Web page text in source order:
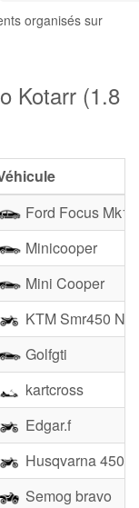
organisés sur
Kotarr (1.8
Ford Focus Mk1
Minicooper
Mini Cooper
KTM Smr450
Golfgti
kartcross
Edgar.f
Husqvarna 450
Semog bravo